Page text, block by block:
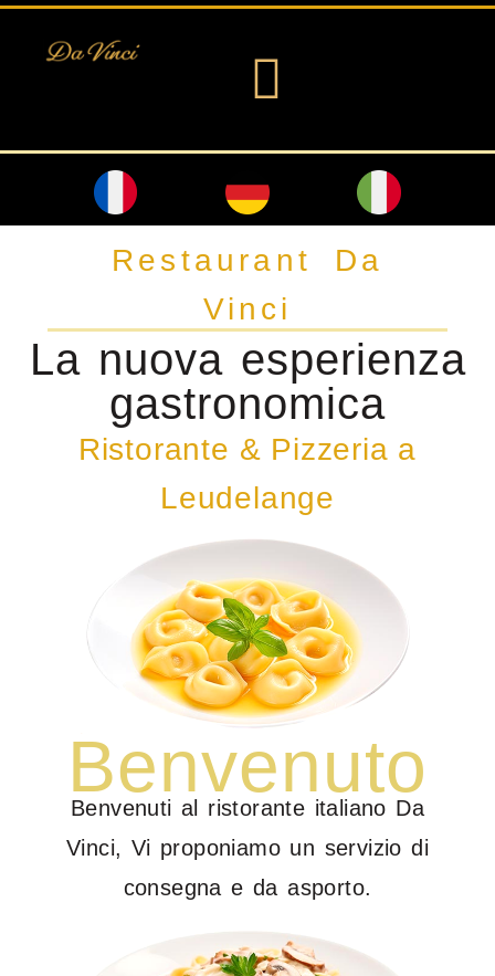
Skip
Restaurant Da
Vinci
La nuova esperienza
gastronomica
Ristorante & Pizzeria a
Leudelange
Benvenuto
Benvenuti al ristorante italiano Da
Vinci, Vi proponiamo un servizio di
consegna e da asporto.